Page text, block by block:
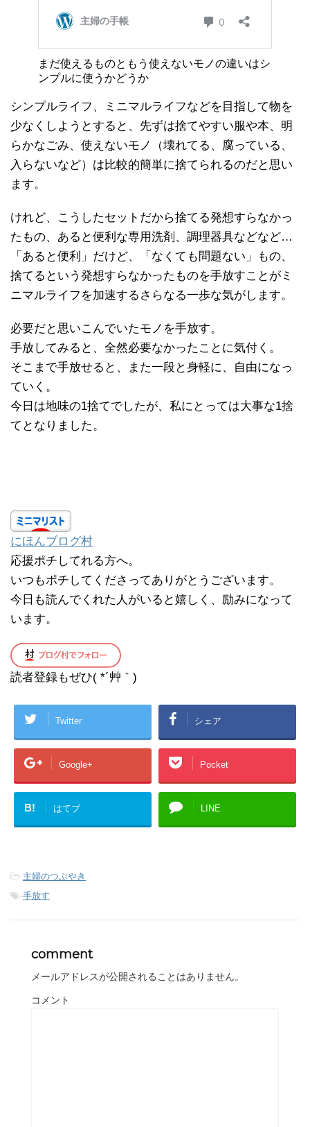
まだ使えるものともう使えないモノの違いはシ
ンプルに使うかどうか
シンプルライフ、ミニマルライフなどを目指して物を
少なくしようとすると、先ずは捨てやすい服や本、明
らかなごみ、使えないモノ（壊れてる、腐っている、
入らないなど）は比較的簡単に捨てられるのだと思い
ます。
けれど、こうしたセットだから捨てる発想すらなかっ
たもの、あると便利な専用洗剤、調理器具などなど…
「あると便利」だけど、「なくても問題ない」もの、
捨てるという発想すらなかったものを手放すことがミ
ニマルライフを加速するさらなる一歩な気がします。
必要だと思いこんでいたモノを手放す。
手放してみると、全然必要なかったことに気付く。
そこまで手放せると、また一段と身軽に、自由になっ
ていく。
今日は地味の1捨てでしたが、私にとっては大事な1捨
てとなりました。
にほんブログ村
応援ポチしてれる方へ。
いつもポチしてくださってありがとうございます。
今日も読んでくれた人がいると嬉しく、励みになって
います。
読者登録もぜひ( *´艸｀)
Twitter シェア
Google+ Pocket
B! はてブ LINE
-主婦のつぶやき
-手放す
comment
メールアドレスが公開されることはありません。
コメント